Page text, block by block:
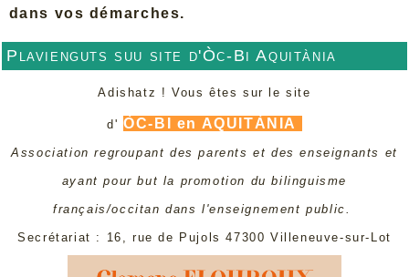
Plavienguts suu site d'Òc-Bi Aquitània
Adishatz ! Vous êtes sur le site
d' ÒC-BI en AQUITÀNIA
Association regroupant des parents et des enseignants et
ayant pour but la promotion du bilinguisme
français/occitan dans l'enseignement public.
Secrétariat : 16, rue de Pujols 47300 Villeneuve-sur-Lot
dans vos démarches.